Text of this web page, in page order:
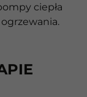
ciepła